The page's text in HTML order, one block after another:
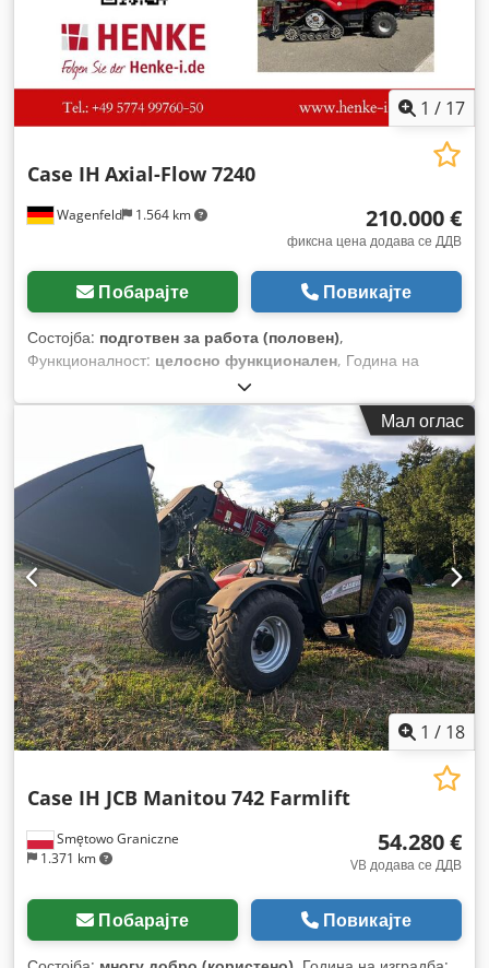
1 / 17
Wagenfeld 1.564 km
Case IH Axial-Flow 7240
210.000 €
фиксна цена додава се ДДВ
Побарајте Повикајте
Состојба: подготвен за работа (половен),
Функционалност: целосно функционален, Година на
, работни часови:
(497,62 коњски сили), тип на гориво:дизел, максимална
, прва регистрација:
, следен
преглед (TÜV):07/2026 , димензија на задна гума:500/85
R24, број на машина/возило:YHG233775, Опрема:кабина,
клима уред, косачка за силовина, осветлување,
приклучок за приколка,
Мал оглас
1 / 18
Smętowo Graniczne
1.371 km
Case IH JCB Manitou 742 Farmlift
54.280 €
VB додава се ДДВ
Побарајте Повикајте